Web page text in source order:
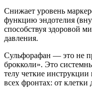
Снижает уровень
функцию эндотелия
способствуя здоровой
давления.
Сульфорафан — это не
брокколи». Это
телу четкие
всех фронтах: от клетки